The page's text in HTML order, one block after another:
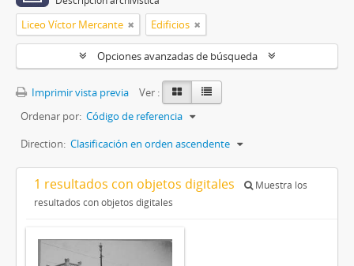
Liceo Víctor Mercante Edificios
Opciones avanzadas de búsqueda
Imprimir vista previa
Ver :
Ordenar por: Código de referencia
Direction: Clasificación en orden ascendente
1 resultados con objetos digitales
Muestra los
resultados con objetos digitales